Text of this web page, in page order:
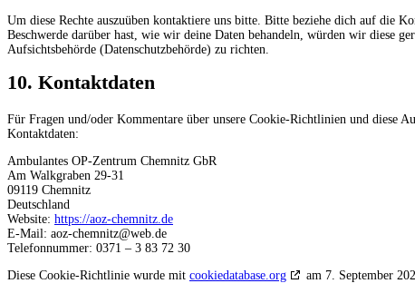
Um diese Rechte auszuüben kontaktiere uns bitte. Bitte beziehe dich auf die
Beschwerde darüber hast, wie wir deine Daten behandeln, würden wir diese
Aufsichtsbehörde (Datenschutzbehörde) zu richten.
10. Kontaktdaten
Für Fragen und/oder Kommentare über unsere Cookie-Richtlinien und diese
Kontaktdaten:
Ambulantes OP-Zentrum Chemnitz GbR
Am Walkgraben 29-31
09119 Chemnitz
Deutschland
Website: https://aoz-chemnitz.de
E-Mail: aoz-chemnitz@web.de
Telefonnummer: 0371 – 3 83 72 30
Diese Cookie-Richtlinie wurde mit cookiedatabase.org am 7. September